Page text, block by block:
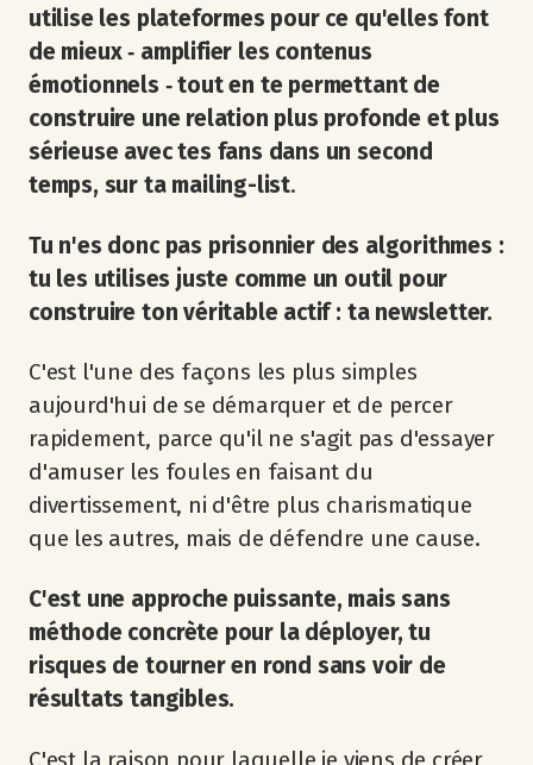
utilise les plateformes pour ce qu'elles font
de mieux ‐ amplifier les contenus
émotionnels ‐ tout en te permettant de
construire une relation plus profonde et plus
sérieuse avec tes fans dans un second
temps, sur ta mailing-list.
Tu n'es donc pas prisonnier des algorithmes :
tu les utilises juste comme un outil pour
construire ton véritable actif : ta newsletter.
C'est l'une des façons les plus simples
aujourd'hui de se démarquer et de percer
rapidement, parce qu'il ne s'agit pas d'essayer
d'amuser les foules en faisant du
divertissement, ni d'être plus charismatique
que les autres, mais de défendre une cause.
C'est une approche puissante, mais sans
méthode concrète pour la déployer, tu
risques de tourner en rond sans voir de
résultats tangibles.